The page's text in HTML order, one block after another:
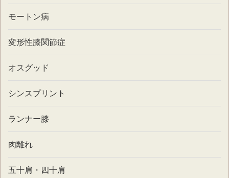
モートン病
変形性膝関節症
オスグッド
シンスプリント
ランナー膝
肉離れ
五十肩・四十肩